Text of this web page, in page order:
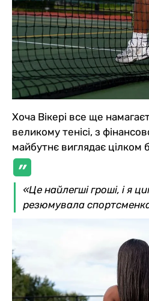
Хоча Вікері все ще
великому тенісі, з
майбутнє виглядає цілком
«Це найлегші гроші, і я
резюмувала